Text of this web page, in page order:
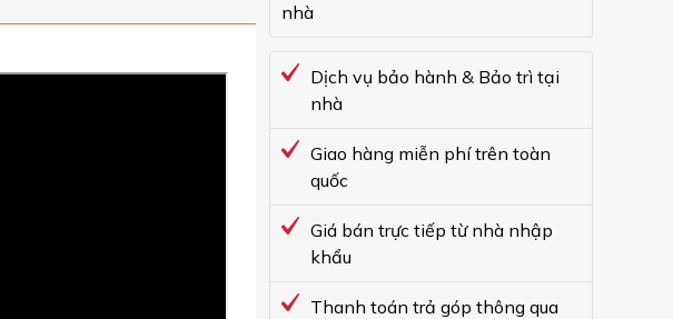
nhà
Dịch vụ bảo hành & Bảo trì tại
nhà
Giao hàng miễn phí trên toàn
quốc
Giá bán trực tiếp từ nhà nhập
khẩu
Thanh toán trả góp thông qua